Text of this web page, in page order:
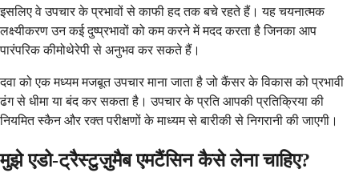
इसलिए वे उपचार के प्रभावों से काफी हद तक बचे रहते हैं। यह चयनात्मक
लक्ष्यीकरण उन कई दुष्प्रभावों को कम करने में मदद करता है जिनका आप
पारंपरिक कीमोथेरेपी से अनुभव कर सकते हैं।
दवा को एक मध्यम मजबूत उपचार माना जाता है जो कैंसर के विकास को प्रभावी
ढंग से धीमा या बंद कर सकता है। उपचार के प्रति आपकी प्रतिक्रिया की
नियमित स्कैन और रक्त परीक्षणों के माध्यम से बारीकी से निगरानी की जाएगी।
मुझे एडो-ट्रैस्टुज़ुमैब एमटैंसिन कैसे लेना चाहिए?